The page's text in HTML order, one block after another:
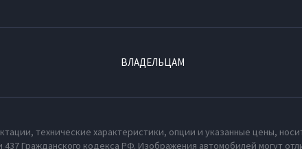
ВЛАДЕЛЬЦАМ
технические характеристики, опции и указанные цены,
Гражданского кодекса РФ. Изображения автомобилей могут